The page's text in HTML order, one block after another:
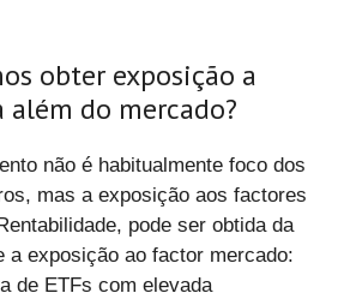
obter exposição a
além do mercado?
não é habitualmente foco dos
mas a exposição aos factores
pode ser obtida da
a exposição ao factor mercado:
de ETFs com elevada